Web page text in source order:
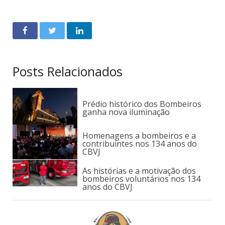
Posts Relacionados
Prédio histórico dos Bombeiros
ganha nova iluminação
Homenagens a bombeiros e a
contribuintes nos 134 anos do
CBVJ
As histórias e a motivação dos
bombeiros voluntários nos 134
anos do CBVJ